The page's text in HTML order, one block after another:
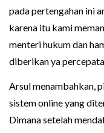
pada pertengahan ini
karena itu kami
menteri hukum dan
diberikan ya
Arsul menambahkan,
sistem online yang
Dimana setelah